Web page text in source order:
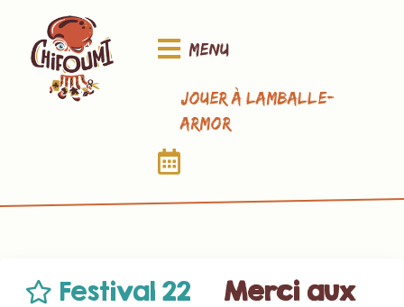
Menu
Jouer à Lamballe-
Armor
Festival 22
Merci aux